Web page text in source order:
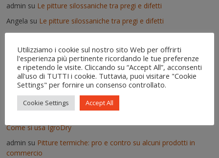
admin su Le pitture silossaniche tra pregi e difetti
Angela su Le pitture silossaniche tra pregi e difetti
Aldo LiguorisuLa nuova scienza sembra finalmente riconoscere
le intuizioni dei più grandi ricercatori sull’acqua
EnzosuLavori pseudoscientifici nuovi ed inutili
adminsu Deumidificatori: perché non vanno usati nei muri umidi
su Deumidificatori: perché non vanno usati nei muri
umidi
Come si usa IgroDry
admin su Pitture termiche: pro e contro su alcuni prodotti in
commercio
Utilizziamo i cookie sul nostro sito Web per offrirti
l'esperienza più pertinente ricordando le tue preferenze
e ripetendo le visite. Cliccando su “Accept All”, acconsenti
all'uso di TUTTI i cookie. Tuttavia, puoi visitare "Cookie
Settings" per fornire un consenso controllato.
Cookie Settings Accept All